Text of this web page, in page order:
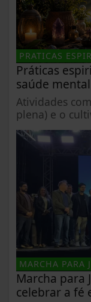
PRATICAS
Práticas
saúde
Atividades
plena) e o
MARCHA PARA
Marcha para
celebrar a fé